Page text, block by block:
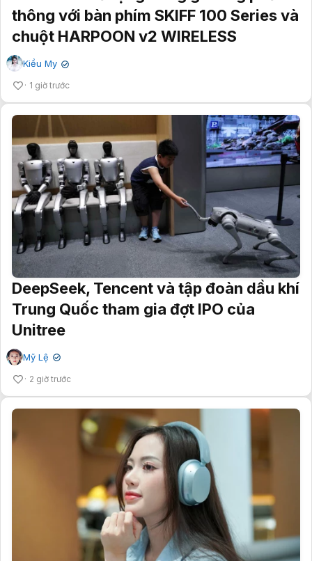
thông với bàn phím SKIFF 100 Series và
chuột HARPOON v2 WIRELESS
Kiều My ✔
1 giờ trước
DeepSeek, Tencent và tập đoàn dầu khí
Trung Quốc tham gia đợt IPO của
Unitree
Mỹ Lệ ✔
2 giờ trước